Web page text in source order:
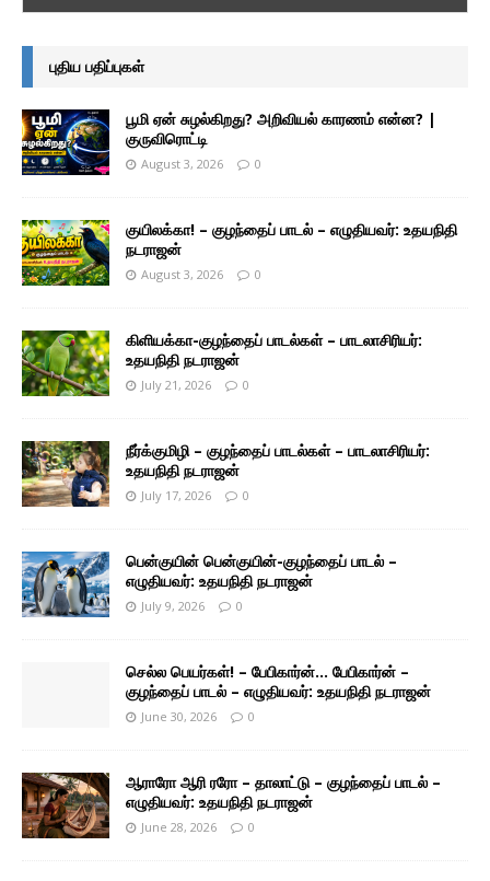
புதிய பதிப்புகள்
பூமி ஏன் சுழல்கிறது? அறிவியல் காரணம் என்ன? |
குருவிரொட்டி
August 3, 2026 0
குயிலக்கா! – குழந்தைப் பாடல் – எழுதியவர்: உதயநிதி
நடராஜன்
August 3, 2026 0
கிளியக்கா-குழந்தைப் பாடல்கள் – பாடலாசிரியர்:
உதயநிதி நடராஜன்
July 21, 2026 0
நீர்க்குமிழி – குழந்தைப் பாடல்கள் – பாடலாசிரியர்:
உதயநிதி நடராஜன்
July 17, 2026 0
பென்குயின் பென்குயின்-குழந்தைப் பாடல் –
எழுதியவர்: உதயநிதி நடராஜன்
July 9, 2026 0
செல்ல பெயர்கள்! – பேபிகார்ன்… பேபிகார்ன் –
குழந்தைப் பாடல் – எழுதியவர்: உதயநிதி நடராஜன்
June 30, 2026 0
ஆராரோ ஆரி ரரோ – தாலாட்டு – குழந்தைப் பாடல் –
எழுதியவர்: உதயநிதி நடராஜன்
June 28, 2026 0